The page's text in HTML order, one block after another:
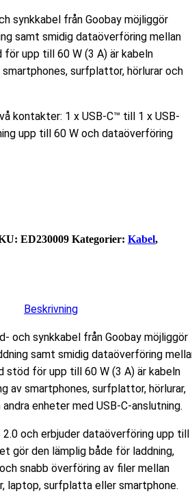
synkkabel från Goobay möjliggör
samt smidig dataöverföring mellan
upp till 60 W (3 A) är kabeln
surfplattor, hörlurar och
kontakter: 1 x USB-C™ till 1 x USB-
upp till 60 W och dataöverföring
ED230009 Kategorier: Kabel,
Beskrivning
och synkkabel från Goobay möjliggör
samt smidig dataöverföring
stöd för upp till 60 W (3 A) är kabeln
av smartphones, surfplattor, hörlurar,
enheter med USB-C-anslutning.
2.0 och erbjuder dataöverföring upp till
gör den lämplig både för laddning,
snabb överföring av filer mellan
laptop, surfplatta eller smartphone.